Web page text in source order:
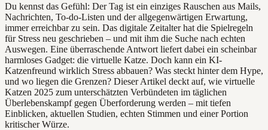
Du kennst das Gefühl: Der Tag ist ein einziges Rauschen aus Mails,
Nachrichten, To-do-Listen und der allgegenwärtigen Erwartung,
immer erreichbar zu sein. Das digitale Zeitalter hat die Spielregeln
für Stress neu geschrieben – und mit ihm die Suche nach echten
Auswegen. Eine überraschende Antwort liefert dabei ein scheinbar
harmloses Gadget: die virtuelle Katze. Doch kann ein KI-
Katzenfreund wirklich Stress abbauen? Was steckt hinter dem Hype,
und wo liegen die Grenzen? Dieser Artikel deckt auf, wie virtuelle
Katzen 2025 zum unterschätzten Verbündeten im täglichen
Überlebenskampf gegen Überforderung werden – mit tiefen
Einblicken, aktuellen Studien, echten Stimmen und einer Portion
kritischer Würze.